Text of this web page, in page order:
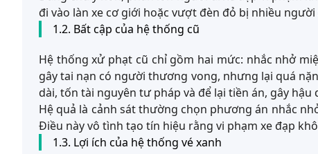
đi vào làn xe cơ giới hoặc vượt đèn đỏ bị nhiều
1.2. Bất cập của hệ thống cũ
Hệ thống xử phạt cũ chỉ gồm hai mức: nhắc nhở
gây tai nạn có người thương vong, nhưng lại quá
dài, tốn tài nguyên tư pháp và để lại tiền án, gây
Hệ quả là cảnh sát thường chọn phương án nhắc
Điều này vô tình tạo tín hiệu rằng vi phạm xe đạp
1.3. Lợi ích của hệ thống vé xanh